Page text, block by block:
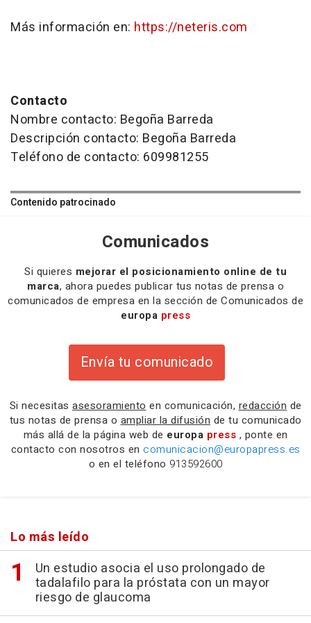
Más información en: https://neteris.com
Contacto
Nombre contacto: Begoña Barreda
Descripción contacto: Begoña Barreda
Teléfono de contacto: 609981255
Contenido patrocinado
Comunicados
Si quieres mejorar el posicionamiento online de tu
marca, ahora puedes publicar tus notas de prensa o
comunicados de empresa en la sección de Comunicados de
europa press
Envía tu comunicado
Si necesitas asesoramiento en comunicación, redacción de
tus notas de prensa o ampliar la difusión de tu comunicado
más allá de la página web de europa press , ponte en
contacto con nosotros en comunicacion@europapress.es
o en el teléfono 913592600
Lo más leído
Un estudio asocia el uso prolongado de
tadalafilo para la próstata con un mayor
riesgo de glaucoma